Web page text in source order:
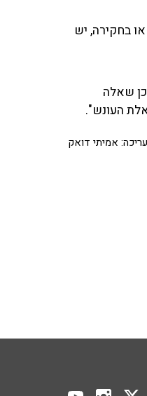
בחקירה, יש
כן שאלה
העונש".
עריכה: אמיתי דואק